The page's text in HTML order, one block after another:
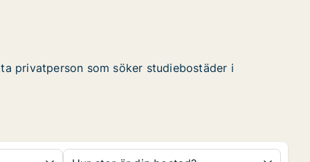
privatperson som söker studiebostäder i